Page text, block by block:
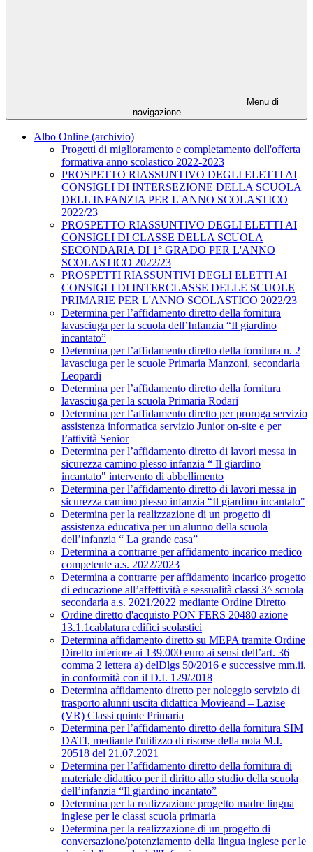
Menu di
navigazione
Albo Online (archivio)
Progetti di miglioramento e completamento dell'offerta
formativa anno scolastico 2022-2023
PROSPETTO RIASSUNTIVO DEGLI ELETTI AI
CONSIGLI DI INTERSEZIONE DELLA SCUOLA
DELL'INFANZIA PER L'ANNO SCOLASTICO
2022/23
PROSPETTO RIASSUNTIVO DEGLI ELETTI AI
CONSIGLI DI CLASSE DELLA SCUOLA
SECONDARIA DI 1° GRADO PER L'ANNO
SCOLASTICO 2022/23
PROSPETTI RIASSUNTIVI DEGLI ELETTI AI
CONSIGLI DI INTERCLASSE DELLE SCUOLE
PRIMARIE PER L'ANNO SCOLASTICO 2022/23
Determina per l’affidamento diretto della fornitura
lavasciuga per la scuola dell’Infanzia “Il giardino
incantato”
Determina per l’affidamento diretto della fornitura n. 2
lavasciuga per le scuole Primaria Manzoni, secondaria
Leopardi
Determina per l’affidamento diretto della fornitura
lavasciuga per la scuola Primaria Rodari
Determina per l’affidamento diretto per proroga servizio
assistenza informatica servizio Junior on-site e per
l’attività Senior
Determina per l’affidamento diretto di lavori messa in
sicurezza camino plesso infanzia “ Il giardino
incantato" intervento di abbellimento
Determina per l’affidamento diretto di lavori messa in
sicurezza camino plesso infanzia “Il giardino incantato"
Determina per la realizzazione di un progetto di
assistenza educativa per un alunno della scuola
dell’infanzia “ La grande casa”
Determina a contrarre per affidamento incarico medico
competente a.s. 2022/2023
Determina a contrarre per affidamento incarico progetto
di educazione all’affettività e sessualità classi 3^ scuola
secondaria a.s. 2021/2022 mediante Ordine Diretto
Ordine diretto d'acquisto PON FERS 20480 azione
13.1.1cablatura edifici scolastici
Determina affidamento diretto su MEPA tramite Ordine
Diretto inferiore ai 139.000 euro ai sensi dell’art. 36
comma 2 lettera a) delDlgs 50/2016 e successive mm.ii.
in conformità con il D.I. 129/2018
Determina affidamento diretto per noleggio servizio di
trasporto alunni uscita didattica Movieand – Lazise
(VR) Classi quinte Primaria
Determina per l’affidamento diretto della fornitura SIM
DATI, mediante l'utilizzo di risorse della nota M.I.
20518 del 21.07.2021
Determina per l’affidamento diretto della fornitura di
materiale didattico per il diritto allo studio della scuola
dell’infanzia “Il giardino incantato”
Determina per la realizzazione progetto madre lingua
inglese per le classi scuola primaria
Determina per la realizzazione di un progetto di
conversazione/potenziamento della lingua inglese per le